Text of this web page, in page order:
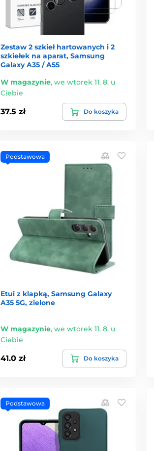
Zestaw 2 szkieł hartowanych i 2
szkiełek na aparat, Samsung
Galaxy A35 / A55
W magazynie, we wtorek 11. 8. u
Ciebie
37.5 zł Do koszyka
Podstawowa
Etui z klapką, Samsung Galaxy
A35 5G, zielone
W magazynie, we wtorek 11. 8. u
Ciebie
41.0 zł Do koszyka
Podstawowa